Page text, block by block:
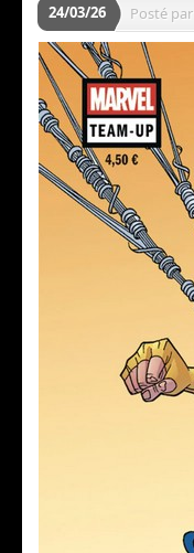
24/03/26 Posté par